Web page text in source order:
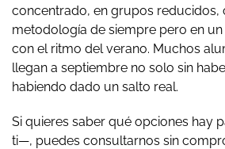
concentrado, en grupos reducidos,
metodología de siempre pero en
con el ritmo del verano. Muchos
llegan a septiembre no solo sin
habiendo dado un salto real.
Si quieres saber qué opciones hay
ti—, puedes consultarnos sin